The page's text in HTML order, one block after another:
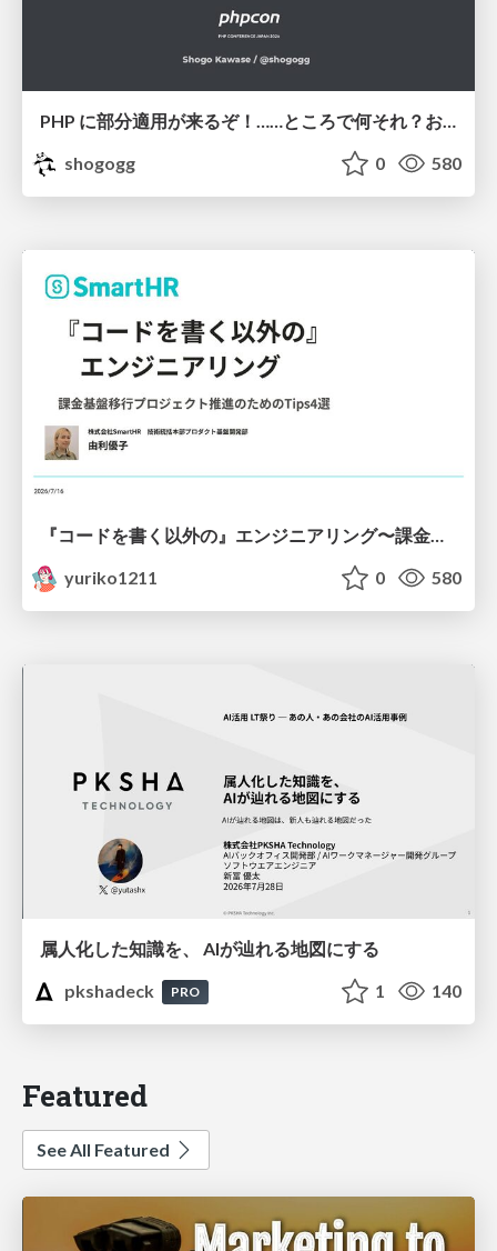
PHP に部分適用が来るぞ！……ところで何それ？おいしいの？ #phpcon / phpcon-2026
shogogg
0 580
yuriko1211
0 580
属人化した知識を、 AIが辿れる地図にする
pkshadeck
PRO 1 140
Featured
See All Featured